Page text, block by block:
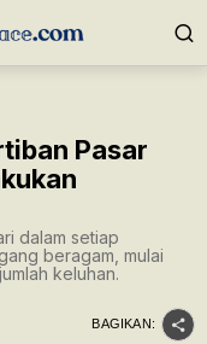
Pasar
dalam setiap
beragam, mulai
keluhan.
BAGIKAN: